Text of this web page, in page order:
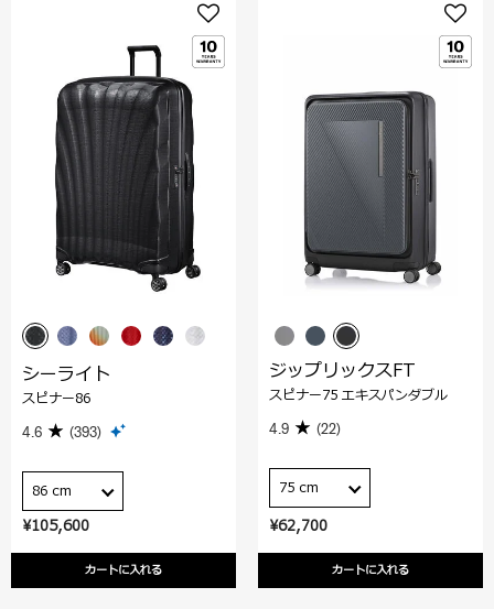
¥105,600
カートに入れる
シーライト
スピナー86
4.6 (393)
86 cm
¥62,700
カートに入れる
ジップリックスFT
スピナー75 エキスパンダブル
4.9 (22)
75 cm